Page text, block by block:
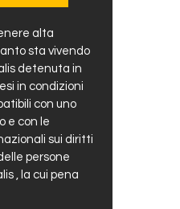
alta
sta vivendo
detenuta in
in condizioni
con uno
e con le
sui diritti
persone
, la cui pena